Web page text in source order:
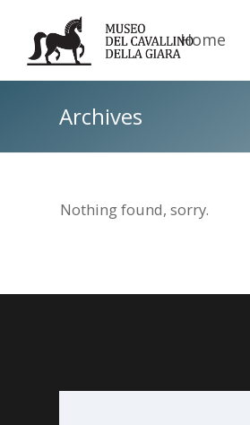
Home
Archives
Nothing found, sorry.